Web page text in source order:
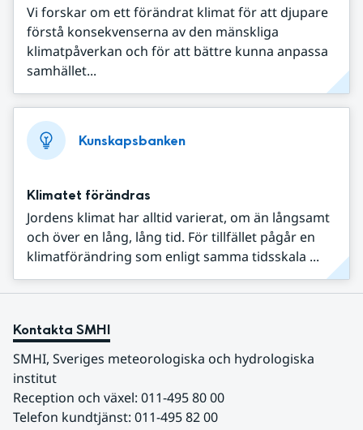
Vi forskar om ett förändrat klimat för att djupare
förstå konsekvenserna av den mänskliga
klimatpåverkan och för att bättre kunna anpassa
samhället...
Kunskapsbanken
Klimatet förändras
Jordens klimat har alltid varierat, om än långsamt
och över en lång, lång tid. För tillfället pågår en
klimatförändring som enligt samma tidsskala ...
Kontakta SMHI
SMHI, Sveriges meteorologiska och hydrologiska
institut
Reception och växel: 011-495 80 00
Telefon kundtjänst: 011-495 82 00